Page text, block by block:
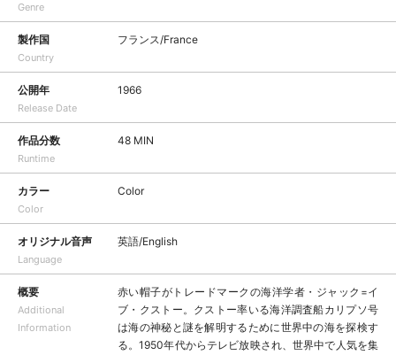
Genre
製作国
Country
フランス/France
公開年
Release Date
1966
作品分数
Runtime
48 MIN
カラー
Color
Color
オリジナル音声
Language
英語/English
概要
Additional
Information
赤い帽子がトレードマークの海洋学者・ジャック=イ
ブ・クストー。クストー率いる海洋調査船カリプソ号
は海の神秘と謎を解明するために世界中の海を探検す
る。1950年代からテレビ放映され、世界中で人気を集